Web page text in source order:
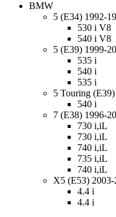
BMW
5 (E34) 1992-
530 i V8
540 i V8
5 (E39) 1999-
535 i
540 i
535 i
5 Touring
540 i
7 (E38) 1996-
730 i,iL
730 i,iL
740 i,iL
735 i,iL
740 i,iL
X5 (E53) 2003-
4.4 i
4.4 i